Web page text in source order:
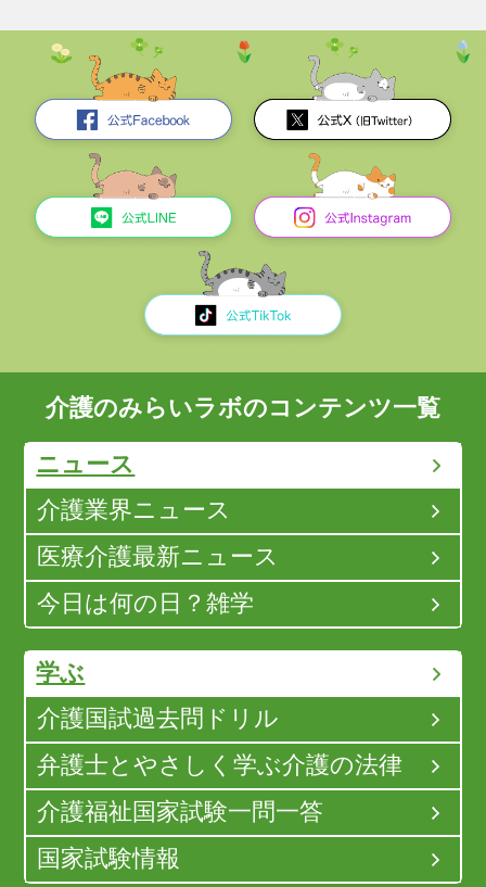
介護のみらいラボのコンテンツ一覧
ニュース
介護業界ニュース
医療介護最新ニュース
今日は何の日？雑学
学ぶ
介護国試過去問ドリル
弁護士とやさしく学ぶ介護の法律
介護福祉国家試験一問一答
国家試験情報